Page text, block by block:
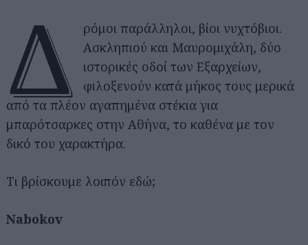
Δ
ρόμοι παράλληλοι, βίοι νυχτόβιοι.
Ασκληπιού και Μαυρομιχάλη, δύο
ιστορικές οδοί των Εξαρχείων,
φιλοξενούν κατά μήκος τους μερικά
από τα πλέον αγαπημένα στέκια για
μπαρότσαρκες στην Αθήνα, το καθένα με τον
δικό του χαρακτήρα.
Τι βρίσκουμε λοιπόν εδώ;
Nabokov